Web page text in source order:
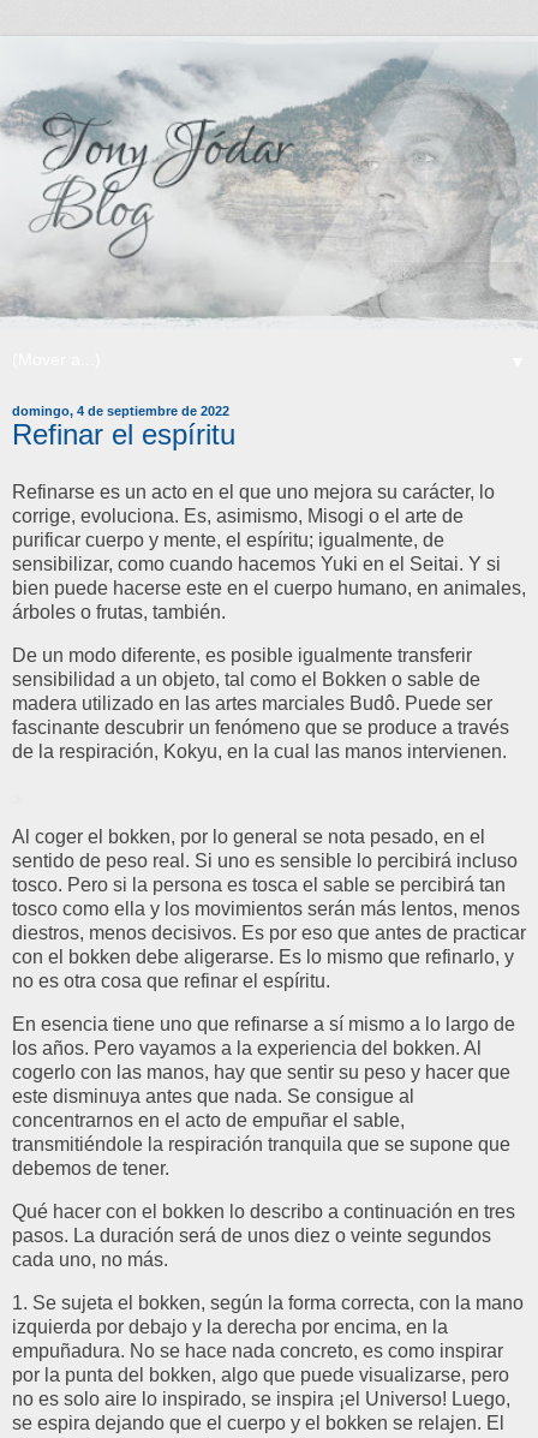
domingo, 4 de septiembre de 2022
Refinar el espíritu
Refinarse es un acto en el que uno mejora su carácter, lo
corrige, evoluciona. Es, asimismo, Misogi o el arte de
purificar cuerpo y mente, el espíritu; igualmente, de
sensibilizar, como cuando hacemos Yuki en el Seitai. Y si
bien puede hacerse este en el cuerpo humano, en animales,
árboles o frutas, también.
De un modo diferente, es posible igualmente transferir
sensibilidad a un objeto, tal como el Bokken o sable de
madera utilizado en las artes marciales Budô. Puede ser
fascinante descubrir un fenómeno que se produce a través
de la respiración, Kokyu, en la cual las manos intervienen.
Al coger el bokken, por lo general se nota pesado, en el
sentido de peso real. Si uno es sensible lo percibirá incluso
tosco. Pero si la persona es tosca el sable se percibirá tan
tosco como ella y los movimientos serán más lentos, menos
diestros, menos decisivos. Es por eso que antes de practicar
con el bokken debe aligerarse. Es lo mismo que refinarlo, y
no es otra cosa que refinar el espíritu.
En esencia tiene uno que refinarse a sí mismo a lo largo de
los años. Pero vayamos a la experiencia del bokken. Al
cogerlo con las manos, hay que sentir su peso y hacer que
este disminuya antes que nada. Se consigue al
concentrarnos en el acto de empuñar el sable,
transmitiéndole la respiración tranquila que se supone que
debemos de tener.
Qué hacer con el bokken lo describo a continuación en tres
pasos. La duración será de unos diez o veinte segundos
cada uno, no más.
1. Se sujeta el bokken, según la forma correcta, con la mano
izquierda por debajo y la derecha por encima, en la
empuñadura. No se hace nada concreto, es como inspirar
por la punta del bokken, algo que puede visualizarse, pero
no es solo aire lo inspirado, se inspira ¡el Universo! Luego,
se espira dejando que el cuerpo y el bokken se relajen. El